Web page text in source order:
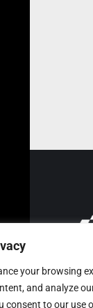
your browsing
and analyze
consent to our use